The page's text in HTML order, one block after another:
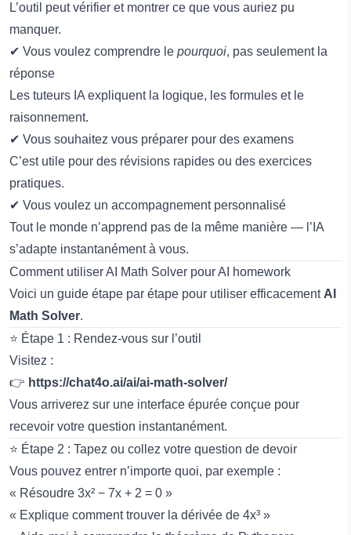
L’outil peut vérifier et montrer ce que vous auriez pu
manquer.
✔ Vous voulez comprendre le pourquoi, pas seulement la
réponse
Les tuteurs IA expliquent la logique, les formules et le
raisonnement.
✔ Vous souhaitez vous préparer pour des examens
C’est utile pour des révisions rapides ou des exercices
pratiques.
✔ Vous voulez un accompagnement personnalisé
Tout le monde n’apprend pas de la même manière — l’IA
s’adapte instantanément à vous.
Comment utiliser AI Math Solver pour AI homework
Voici un guide étape par étape pour utiliser efficacement AI
Math Solver.
⭐ Étape 1 : Rendez-vous sur l’outil
Visitez :
👉 https://chat4o.ai/ai/ai-math-solver/
Vous arriverez sur une interface épurée conçue pour
recevoir votre question instantanément.
⭐ Étape 2 : Tapez ou collez votre question de devoir
Vous pouvez entrer n’importe quoi, par exemple :
« Résoudre 3x² − 7x + 2 = 0 »
« Explique comment trouver la dérivée de 4x³ »